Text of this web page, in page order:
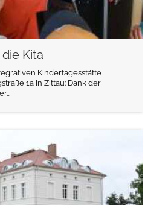
Kita
Kindertagesstätte
1a in Zittau: Dank der